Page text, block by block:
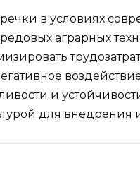
в условиях
аграрных
и
для